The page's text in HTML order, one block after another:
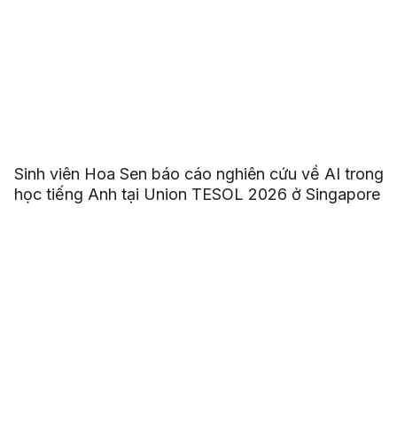
Sinh viên Hoa Sen báo cáo nghiên cứu về AI trong
học tiếng Anh tại Union TESOL 2026 ở Singapore